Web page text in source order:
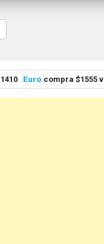
Euro compra $1555